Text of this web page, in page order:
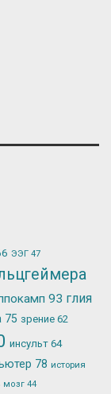
ЭЭГ 47
93 глия
75 зрение 62
инсульт 64
78 история
мозг 44